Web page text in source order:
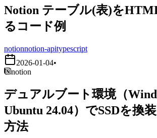
Notion テーブル(表)を
るコード例
notionnotion-apitypescript
2026-01-04•
notion
デュアルブート環境（
Ubuntu 24.04）でSSDを換
方法